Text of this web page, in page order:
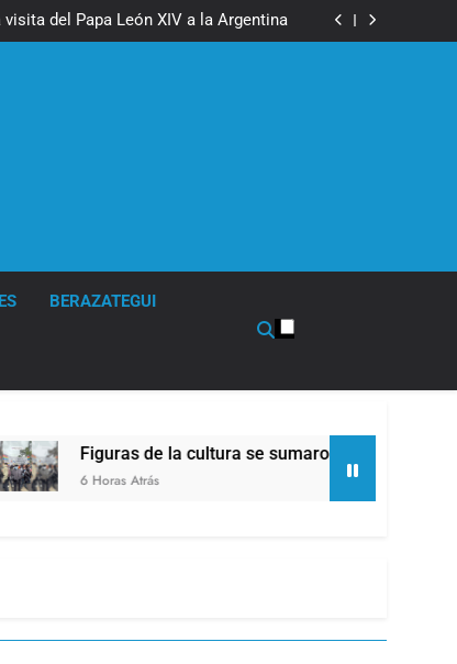
del Papa León XIV a la Argentina
marcha frente al Congreso contra la
del Papa León XIV a la Argentina
marcha frente al Congreso contra la
argentinos: cayeron las acciones
quedó al borde de los 450 puntos
BERAZATEGUI
Figuras de la cultura se sumaron a la marcha frente
6 Horas Atrás